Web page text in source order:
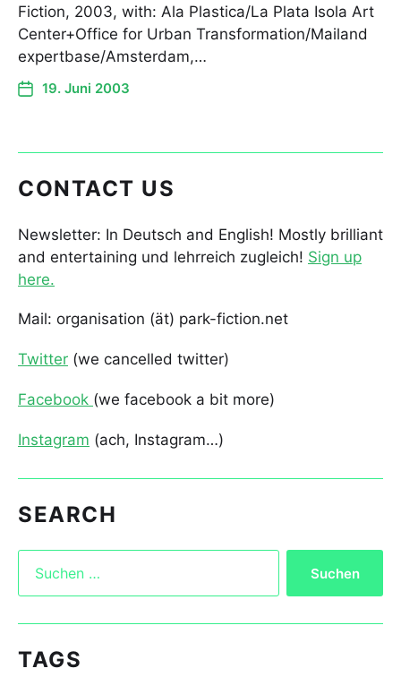
Fiction, 2003, with: Ala Plastica/La Plata Isola Art
Center+Office for Urban Transformation/Mailand
expertbase/Amsterdam,…
19. Juni 2003
CONTACT US
Newsletter: In Deutsch and English! Mostly brilliant
and entertaining und lehrreich zugleich! Sign up
here.
Mail: organisation (ät) park-fiction.net
Twitter (we cancelled twitter)
Facebook (we facebook a bit more)
Instagram (ach, Instagram…)
SEARCH
TAGS